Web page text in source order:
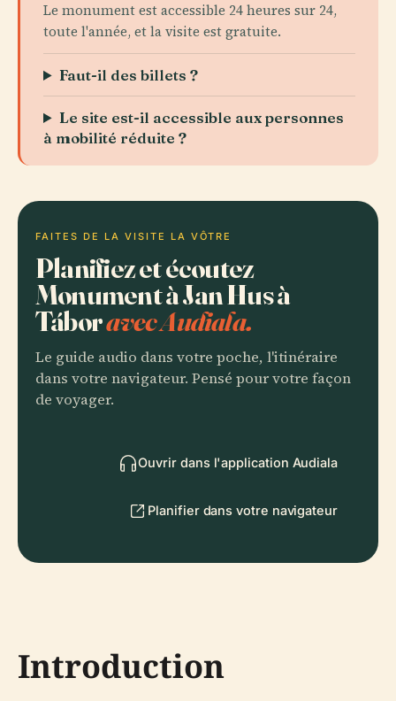
Le monument est accessible 24 heures sur 24,
toute l'année, et la visite est gratuite.
Faut-il des billets ?
Le site est-il accessible aux personnes
à mobilité réduite ?
FAITES DE LA VISITE LA VÔTRE
Planifiez et écoutez
Monument à Jan Hus à
Táboravec Audiala.
Le guide audio dans votre poche, l'itinéraire
dans votre navigateur. Pensé pour votre façon
de voyager.
Ouvrir dans l'application Audiala
Planifier dans votre navigateur
Introduction